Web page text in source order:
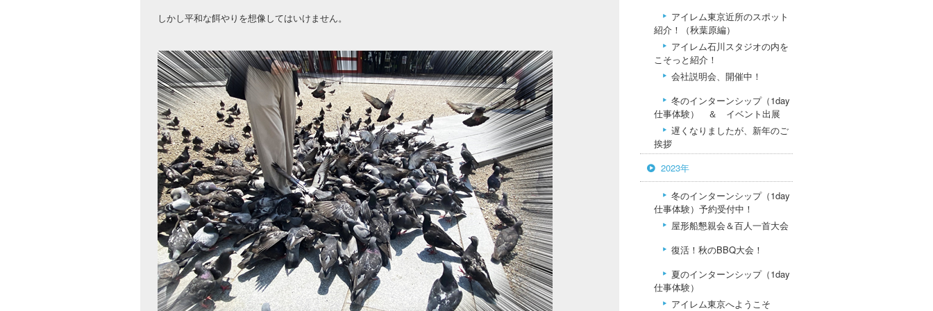
しかし平和な餌やりを想像してはいけません。
アイレム東京近所のスポット
紹介！（秋葉原編）
アイレム石川スタジオの内を
こそっと紹介！
会社説明会、開催中！
冬のインターンシップ（1day
仕事体験） ＆ イベント出展
遅くなりましたが、新年のご
挨拶
2023年
冬のインターンシップ（1day
仕事体験）予約受付中！
屋形船懇親会＆百人一首大会
復活！秋のBBQ大会！
夏のインターンシップ（1day
仕事体験）
アイレム東京へようこそ